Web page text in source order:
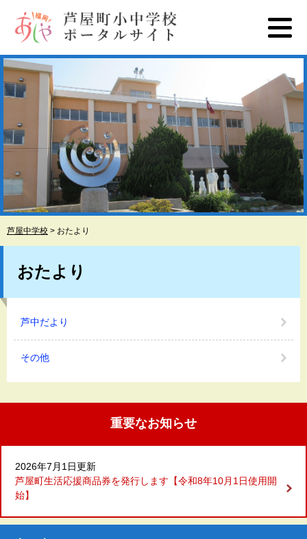
先
で
を
ば
本
文
芦屋中学校 > おたより
おたより
芦中だより
その他
重要なお知らせ
2026年7月1日更新
芦屋町生活応援商品券を発行します【令和8年10月1日使用開
始】